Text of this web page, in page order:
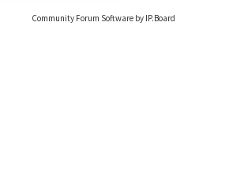
Community Forum Software by IP.Board